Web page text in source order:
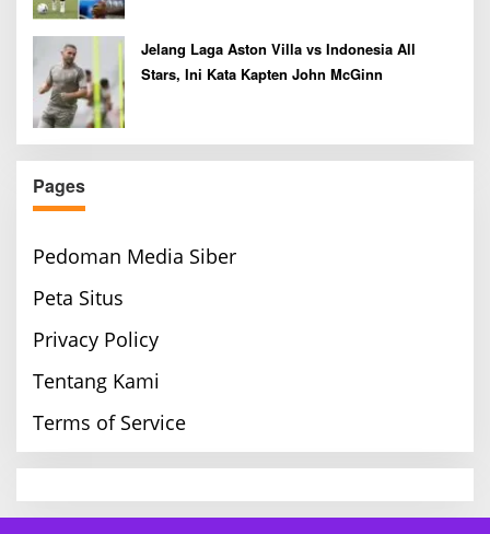
Jelang Laga Aston Villa vs Indonesia All
Stars, Ini Kata Kapten John McGinn
Pages
Pedoman Media Siber
Peta Situs
Privacy Policy
Tentang Kami
Terms of Service